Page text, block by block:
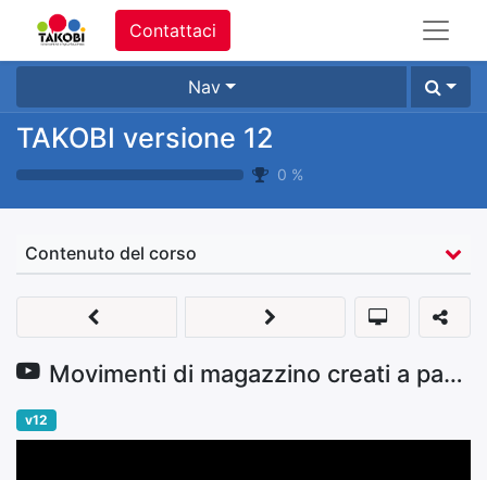
Contattaci
Nav
TAKOBI versione 12
0 %
Contenuto del corso
Movimenti di magazzino creati a partire da fattura fornitore
v12